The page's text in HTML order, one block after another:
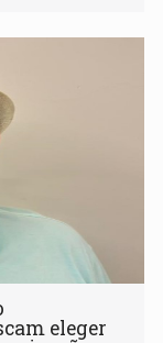
eleger